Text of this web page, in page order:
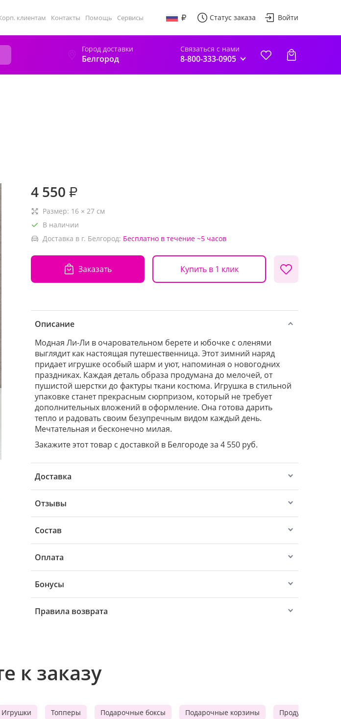
клиентам Контакты Помощь Сервисы Статус заказа Войти
Город доставки
Белгород
Связаться с нами
8-800-333-0905
4 550 ₽
Размер: 16 × 27 см
В наличии
Доставка в г. Белгород: Бесплатно в течение ~5 часов
Заказать Купить в 1 клик
Описание
Модная Ли-Ли в очаровательном берете и юбочке с оленями
выглядит как настоящая путешественница. Этот зимний наряд
придает игрушке особый шарм и уют, напоминая о новогодних
праздниках. Каждая деталь образа продумана до мелочей, от
пушистой шерстки до фактуры ткани костюма. Игрушка в стильной
упаковке станет прекрасным сюрпризом, который не требует
дополнительных вложений в оформление. Она готова дарить
тепло и радовать своим безупречным видом каждый день.
Мечтательная и бесконечно милая.
Закажите этот товар с доставкой в Белгороде за 4 550 руб.
Доставка
Отзывы
Состав
Оплата
Бонусы
Правила возврата
к заказу
Игрушки Топперы Подарочные боксы Подарочные корзины Продуктовые